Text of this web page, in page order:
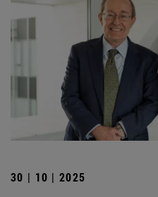
30 | 10 | 2025